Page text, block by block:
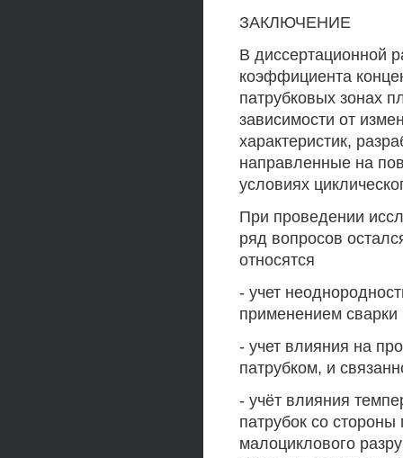
ЗАКЛЮЧЕНИЕ
В диссертационной
коэффициента
патрубковых зонах
зависимости от
характеристик,
направленные на
условиях
При проведении
ряд вопросов
относятся
- учет
применением сварки
- учет влияния на
патрубком, и
- учёт влияния
патрубок со
малоциклового